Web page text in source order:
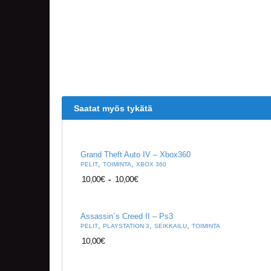
Saatat myös tykätä
Grand Theft Auto IV – Xbox360
PELIT, TOIMINTA, XBOX 360
10,00€ - 10,00€
Assassin`s Creed II – Ps3
PELIT, PLAYSTATION 3, SEIKKAILU, TOIMINTA
10,00€